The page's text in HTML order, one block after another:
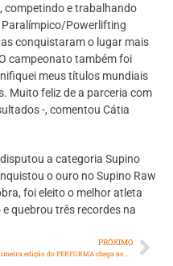
competindo e trabalhando
Powerlifting
conquistaram o lugar mais
campeonato também foi
meus títulos mundiais
Muito feliz de a parceria com
-, comentou Cátia
a categoria Supino
o ouro no Supino Raw
foi eleito o melhor atleta
quebrou três recordes na
PRÓXIMO